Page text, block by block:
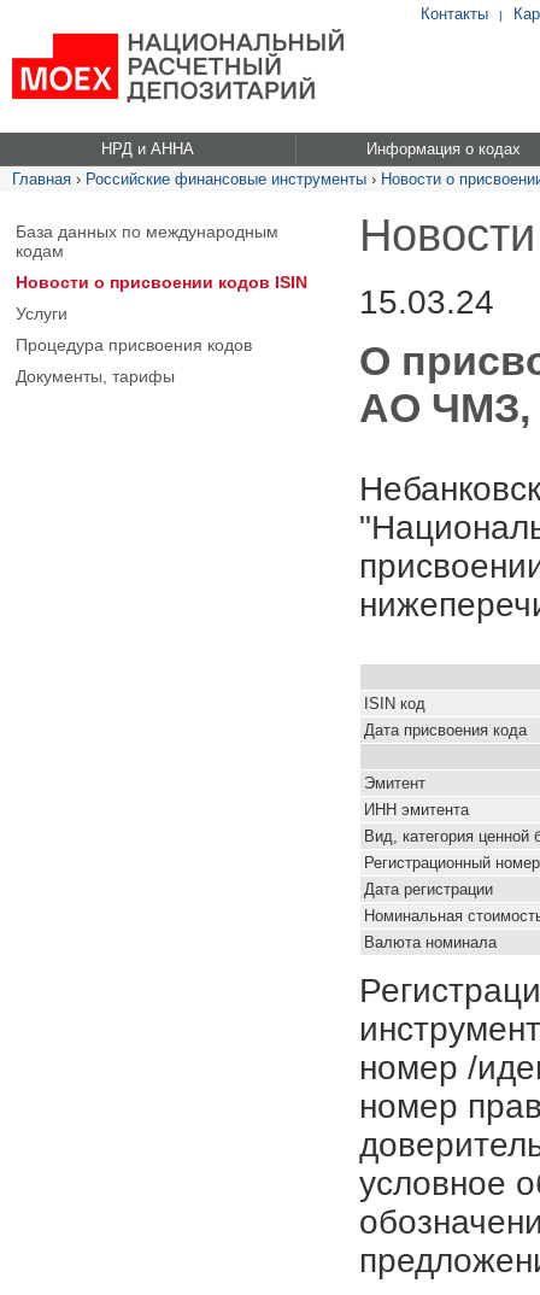
Контакты |
НРД и АННА
Информация о кодах
Главная › Российские финансовые инструменты › Новости о
База данных по международным
кодам
Новости о присвоении кодов ISIN
Услуги
Процедура присвоения кодов
Документы, тарифы
15.03.24
О
АО ЧМЗ,
ISIN код
Дата присвоения кода
Эмитент
ИНН эмитента
Вид, категория ценной
Регистрационный номер
Дата регистрации
Номинальная
Валюта номинала
номер /
номер
условное